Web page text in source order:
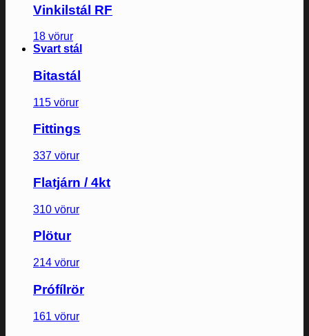
Vinkilstál RF
18 vörur
Svart stál
Bitastál
115 vörur
Fittings
337 vörur
Flatjárn / 4kt
310 vörur
Plötur
214 vörur
Prófílrör
161 vörur